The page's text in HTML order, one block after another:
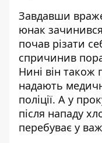
Завдавши
юнак
почав різати
спричинив
Нині він також
надають
поліції. А у
після нападу
перебуває у